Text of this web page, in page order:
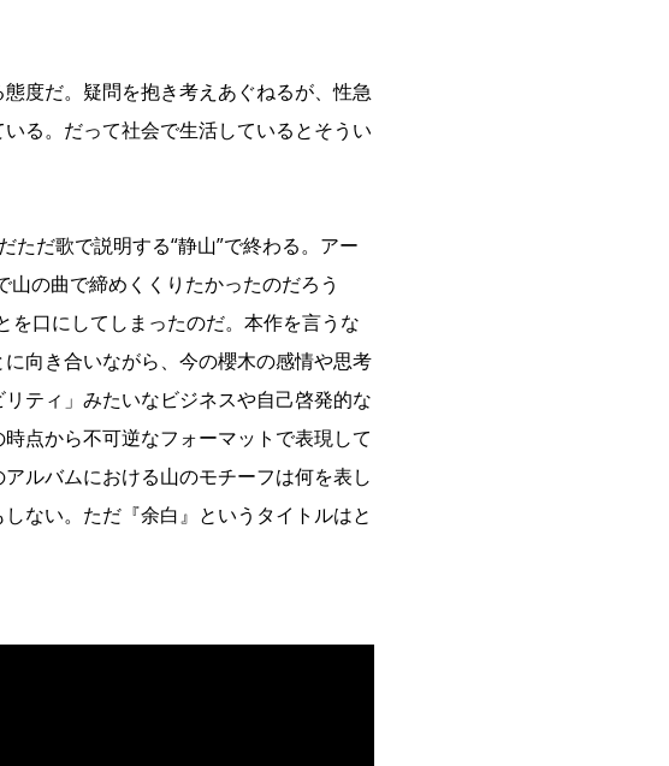
度だ。疑問を抱き考えあぐねるが、性急
る。だって社会で生活しているとそうい
だ歌で説明する“静山”で終わる。アー
山の曲で締めくくりたかったのだろう
口にしてしまったのだ。本作を言うな
向き合いながら、今の櫻木の感情や思考
ティ」みたいなビジネスや自己啓発的な
点から不可逆なフォーマットで表現して
ルバムにおける山のモチーフは何を表し
ない。ただ『余白』というタイトルはと